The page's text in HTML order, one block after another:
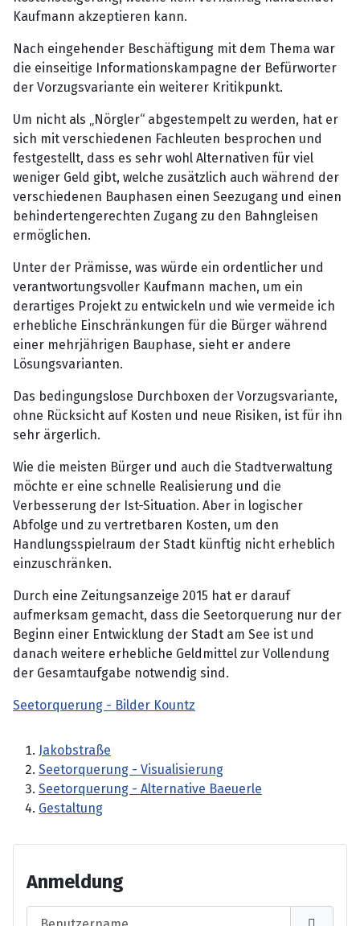
Kaufmann akzeptieren kann.
Nach eingehender Beschäftigung mit dem Thema war
die einseitige Informationskampagne der Befürworter
der Vorzugsvariante ein weiterer Kritikpunkt.
Um nicht als „Nörgler“ abgestempelt zu werden, hat er
sich mit verschiedenen Fachleuten besprochen und
festgestellt, dass es sehr wohl Alternativen für viel
weniger Geld gibt, welche zusätzlich auch während der
verschiedenen Bauphasen einen Seezugang und einen
behindertengerechten Zugang zu den Bahngleisen
ermöglichen.
Unter der Prämisse, was würde ein ordentlicher und
verantwortungsvoller Kaufmann machen, um ein
derartiges Projekt zu entwickeln und wie vermeide ich
erhebliche Einschränkungen für die Bürger während
einer mehrjährigen Bauphase, sieht er andere
Lösungsvarianten.
Das bedingungslose Durchboxen der Vorzugsvariante,
ohne Rücksicht auf Kosten und neue Risiken, ist für ihn
sehr ärgerlich.
Wie die meisten Bürger und auch die Stadtverwaltung
möchte er eine schnelle Realisierung und die
Verbesserung der Ist-Situation. Aber in logischer
Abfolge und zu vertretbaren Kosten, um den
Handlungsspielraum der Stadt künftig nicht erheblich
einzuschränken.
Durch eine Zeitungsanzeige 2015 hat er darauf
aufmerksam gemacht, dass die Seetorquerung nur der
Beginn einer Entwicklung der Stadt am See ist und
danach weitere erhebliche Geldmittel zur Vollendung
der Gesamtaufgabe notwendig sind.
Seetorquerung - Bilder Kountz
Jakobstraße
Seetorquerung - Visualisierung
Seetorquerung - Alternative Baeuerle
Gestaltung
Anmeldung